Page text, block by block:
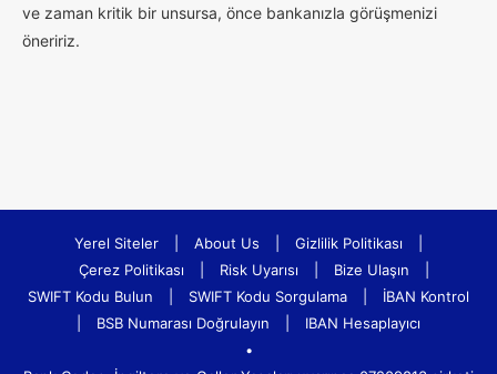
ve zaman kritik bir unsursa, önce bankanızla görüşmenizi
öneririz.
Yerel Siteler About Us Gizlilik Politikası
Çerez Politikası
Risk Uyarısı Bize Ulaşın
SWIFT Kodu Bulun
SWIFT Kodu Sorgulama
İBAN Kontrol
BSB Numarası Doğrulayın
IBAN Hesaplayıcı
•